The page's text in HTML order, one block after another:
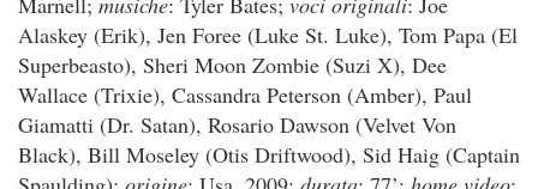
Alaskey (Erik), Jen Foree (Luke St. Luke), Tom Papa (El
Superbeasto), Sheri Moon Zombie (Suzi X), Dee
Wallace (Trixie), Cassandra Peterson (Amber), Paul
Giamatti (Dr. Satan), Rosario Dawson (Velvet Von
Black), Bill Moseley (Otis Driftwood), Sid Haig (Captain